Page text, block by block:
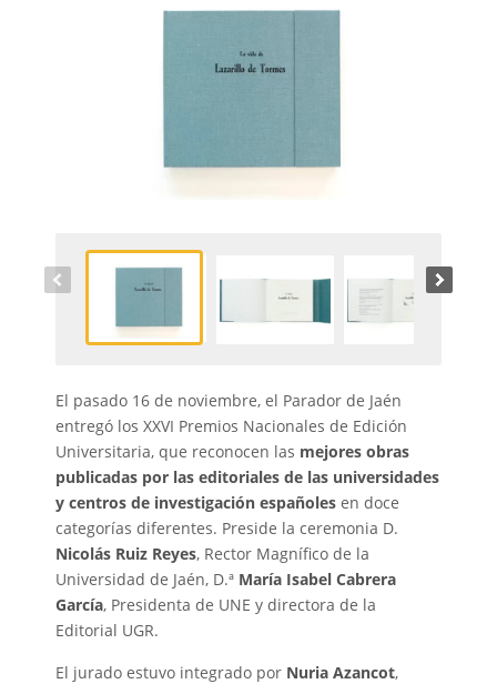
El pasado 16 de noviembre, el Parador de Jaén
entregó los XXVI Premios Nacionales de Edición
Universitaria, que reconocen las mejores obras
publicadas por las editoriales de las universidades
y centros de investigación españoles en doce
categorías diferentes. ​​​Preside la ceremonia ​D.
Nicolás Ruiz Reyes, ​Rector Magnífico de la
Universidad de Jaén, D.ª María Isabel Cabrera
García, Presidenta de UNE y directora de la
Editorial UGR.
El jurado estuvo integrado por Nuria Azancot,